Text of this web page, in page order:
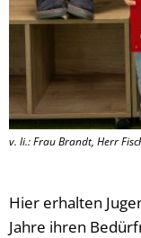
v. li.: Frau Brandt, Herr
Hier erhalten
Jahre ihren